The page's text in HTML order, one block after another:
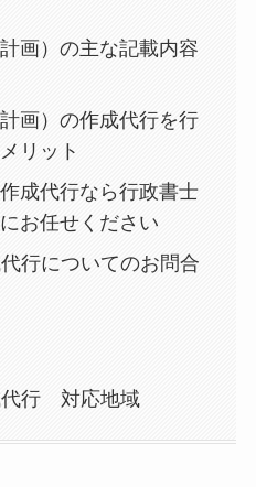
画）の主な記載内容
画）の作成代行を行
リット
成代行なら行政書士
お任せください
行についてのお問合
代行 対応地域